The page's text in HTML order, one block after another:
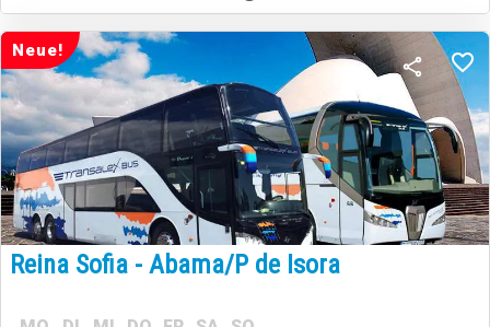
Neue!
Reina Sofia - Abama/P de Isora